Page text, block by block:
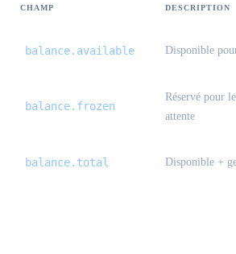
CHAMP DESCRIPTION
balance.available Disponible
balance.frozen
Réservé pour
attente
balance.total Disponible +